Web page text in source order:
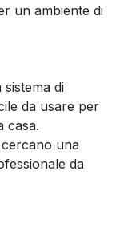
un ambiente di
di
da usare per
casa.
una
da